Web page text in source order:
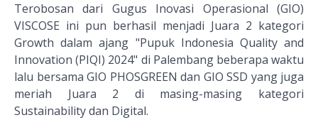
Terobosan dari Gugus Inovasi Operasional (GIO)
VISCOSE ini pun berhasil menjadi Juara 2 kategori
Growth dalam ajang "Pupuk Indonesia Quality and
Innovation (PIQI) 2024" di Palembang beberapa waktu
lalu bersama GIO PHOSGREEN dan GIO SSD yang juga
meriah Juara 2 di masing-masing kategori
Sustainability dan Digital.